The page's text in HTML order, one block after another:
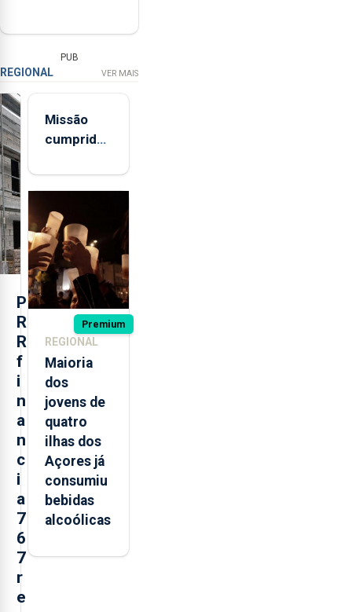
PUB
REGIONAL VER MAIS
P
R
R
f
i
n
a
n
c
i
a
7
6
7
r
e
Missão
cumprida:
açorianos
após
missão na
Roménia
Premium
REGIONAL
Maioria
dos
jovens de
quatro
ilhas dos
Açores já
consumiu
bebidas
alcoólicas